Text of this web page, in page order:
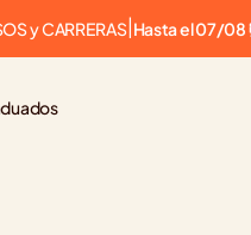
y CARRERAS| Hasta el 07/08